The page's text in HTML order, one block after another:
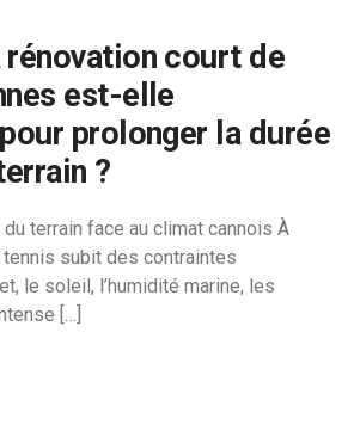
court de
est-elle
prolonger la durée
?
terrain face au climat cannois À
tennis subit des contraintes
le soleil, l’humidité marine, les
[…]